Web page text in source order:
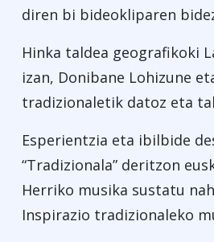
diren bi bideokliparen
Hinka taldea geografikoki
izan, Donibane Lohizune
tradizionaletik datoz eta
Esperientzia eta ibilbide
“Tradizionala” deritzon
Herriko musika sustatu
Inspirazio tradizionaleko